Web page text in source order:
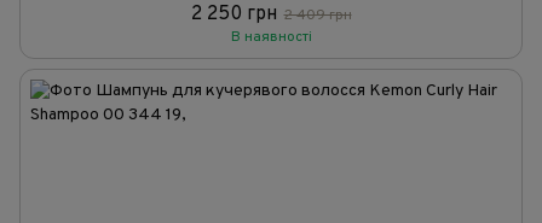
2 250 грн 2 409 грн
В наявності